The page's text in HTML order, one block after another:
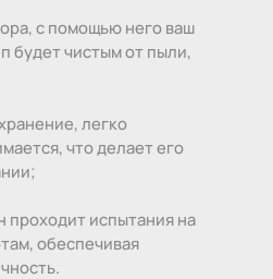
с помощью него ваш
будет чистым от пыли,
легко
что делает его
проходит испытания на
обеспечивая